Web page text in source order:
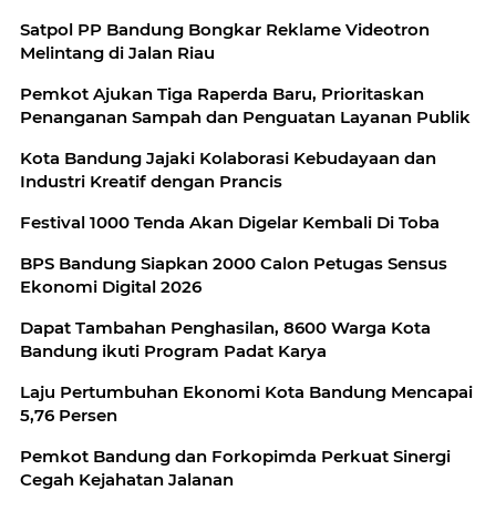
Satpol PP Bandung Bongkar Reklame Videotron
Melintang di Jalan Riau
Pemkot Ajukan Tiga Raperda Baru, Prioritaskan
Penanganan Sampah dan Penguatan Layanan Publik
Kota Bandung Jajaki Kolaborasi Kebudayaan dan
Industri Kreatif dengan Prancis
Festival 1000 Tenda Akan Digelar Kembali Di Toba
BPS Bandung Siapkan 2000 Calon Petugas Sensus
Ekonomi Digital 2026
Dapat Tambahan Penghasilan, 8600 Warga Kota
Bandung ikuti Program Padat Karya
Laju Pertumbuhan Ekonomi Kota Bandung Mencapai
5,76 Persen
Pemkot Bandung dan Forkopimda Perkuat Sinergi
Cegah Kejahatan Jalanan